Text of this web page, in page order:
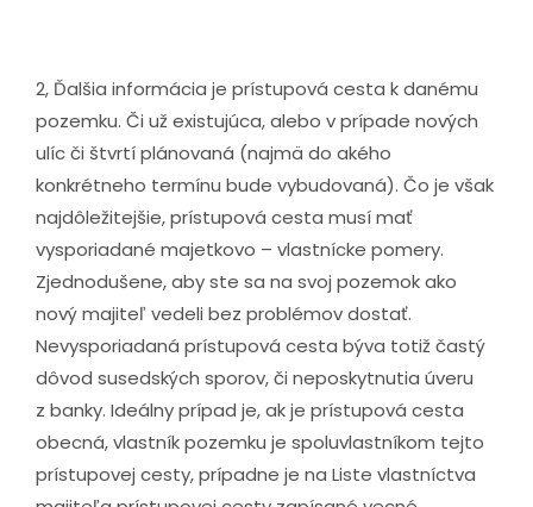
2, Ďalšia informácia je prístupová cesta k danému
pozemku. Či už existujúca, alebo v prípade nových
ulíc či štvrtí plánovaná (najmä do akého
konkrétneho termínu bude vybudovaná). Čo je však
najdôležitejšie, prístupová cesta musí mať
vysporiadané majetkovo – vlastnícke pomery.
Zjednodušene, aby ste sa na svoj pozemok ako
nový majiteľ vedeli bez problémov dostať.
Nevysporiadaná prístupová cesta býva totiž častý
dôvod susedských sporov, či neposkytnutia úveru
z banky. Ideálny prípad je, ak je prístupová cesta
obecná, vlastník pozemku je spoluvlastníkom tejto
prístupovej cesty, prípadne je na Liste vlastníctva